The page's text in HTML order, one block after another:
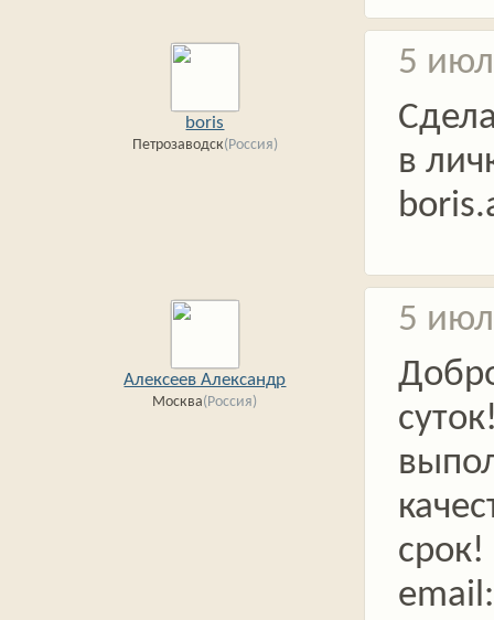
boris
Петрозаводск(Россия)
5
в
Алексеев Александр
Москва(Россия)
5
email: